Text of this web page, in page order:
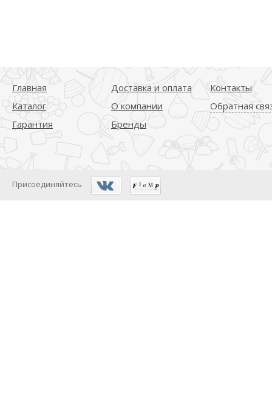
Главная
Каталог
Гарантия
Доставка и оплата
О компании
Бренды
Контакты
Обратная
Присоединяйтесь